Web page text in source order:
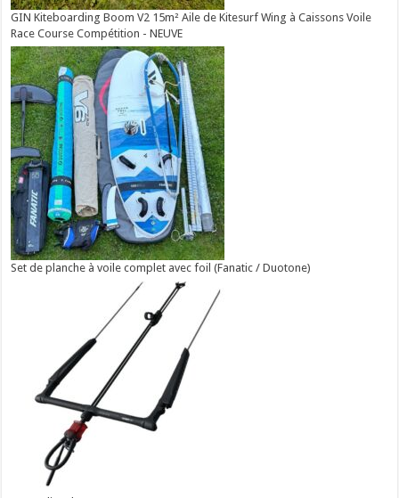
GIN Kiteboarding Boom V2 15m² Aile de Kitesurf Wing à Caissons Voile
Race Course Compétition - NEUVE
Set de planche à voile complet avec foil (Fanatic / Duotone)